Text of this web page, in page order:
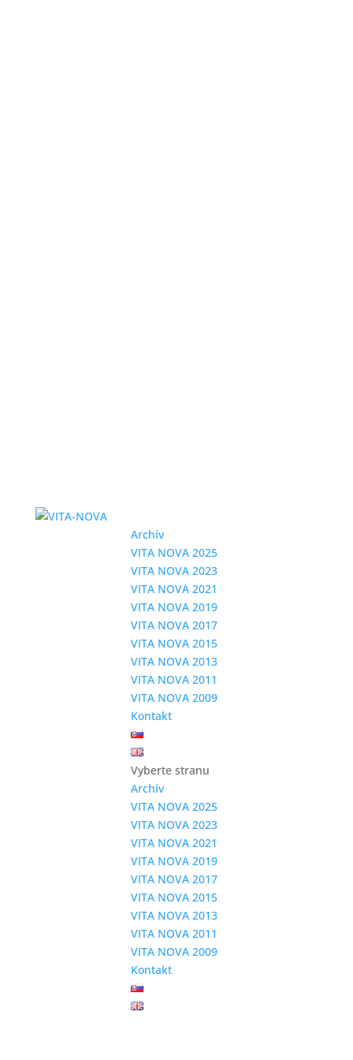
Archív
VITA NOVA 2025
VITA NOVA 2023
VITA NOVA 2021
VITA NOVA 2019
VITA NOVA 2017
VITA NOVA 2015
VITA NOVA 2013
VITA NOVA 2011
VITA NOVA 2009
Kontakt
Vyberte stranu
Archív
VITA NOVA 2025
VITA NOVA 2023
VITA NOVA 2021
VITA NOVA 2019
VITA NOVA 2017
VITA NOVA 2015
VITA NOVA 2013
VITA NOVA 2011
VITA NOVA 2009
Kontakt